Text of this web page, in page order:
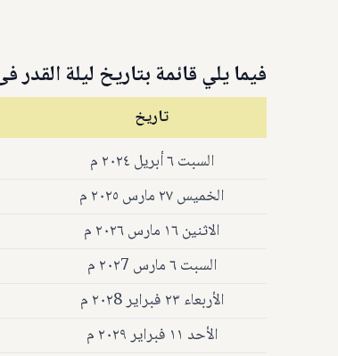
فيما يلي قائمة بتاريخ ليلة القدر
تاريخ
السبت ٦ أبريل ٢٠٢٤ م
الخميس ٢٧ مارس ٢٠٢٥ م
الاثنين ١٦ مارس ٢٠٢٦ م
السبت ٦ مارس ٢٠٢7 م
الأربعاء ٢٣ فبراير ٢٠٢8 م
الأحد ١١ فبراير ٢٠٢٩ م